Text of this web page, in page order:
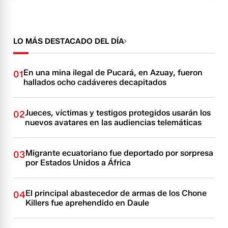
LO MÁS DESTACADO DEL DÍA
01En una mina ilegal de Pucará, en Azuay, fueron
hallados ocho cadáveres decapitados
02Jueces, víctimas y testigos protegidos usarán los
nuevos avatares en las audiencias telemáticas
03Migrante ecuatoriano fue deportado por sorpresa
por Estados Unidos a África
04El principal abastecedor de armas de los Chone
Killers fue aprehendido en Daule